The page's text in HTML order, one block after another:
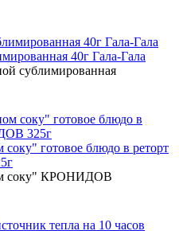
40г Гала-Гала
сублимированная
готовое блюдо в реторт
соку" КРОНИДОВ